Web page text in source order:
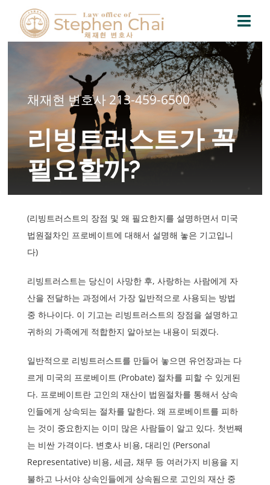
content
Practice Areas
Blog
Contact
채재현 변호사 213-459-6500
리빙트러스트가 꼭
필요할까?
(리빙트러스트의 장점 및 왜 필요한지를 설명하면서 미국
법원절차인 프로베이트에 대해서 설명해 놓은 기고입니
다)
리빙트러스트는 당신이 사망한 후, 사랑하는 사람에게 자
산을 전달하는 과정에서 가장 일반적으로 사용되는 방법
중 하나이다. 이 기고는 리빙트러스트의 장점을 설명하고
귀하의 가족에게 적합한지 알아보는 내용이 되겠다.
일반적으로 리빙트러스트를 만들어 놓으면 유언장과는 다
르게 미국의 프로베이트 (Probate) 절차를 피할 수 있게된
다. 프로베이트란 고인의 재산이 법원절차를 통해서 상속
인들에게 상속되는 절차를 말한다. 왜 프로베이트를 피하
는 것이 중요한지는 이미 많은 사람들이 알고 있다. 첫번째
는 비싼 가격이다. 변호사 비용, 대리인 (Personal
Representative) 비용, 세금, 채무 등 여러가지 비용을 지
불하고 나서야 상속인들에게 상속됨으로 고인의 재산 중